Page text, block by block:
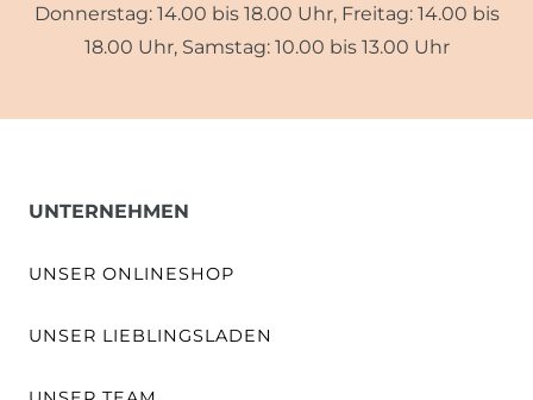
Donnerstag: 14.00 bis 18.00 Uhr, Freitag: 14.00 bis
18.00 Uhr, Samstag: 10.00 bis 13.00 Uhr
UNTERNEHMEN
UNSER ONLINESHOP
UNSER LIEBLINGSLADEN